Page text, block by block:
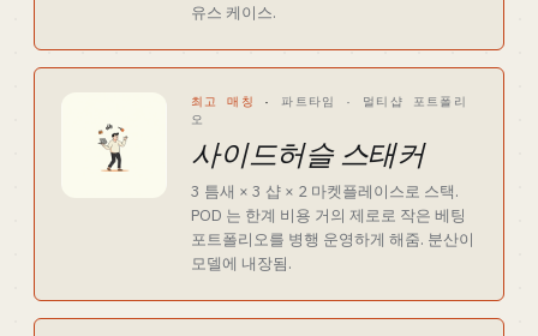
유스 케이스.
최고 매칭 · 파트타임 · 멀티샵 포트폴리
오
사이드허슬 스태커
3 틈새 × 3 샵 × 2 마켓플레이스로 스택.
POD 는 한계 비용 거의 제로로 작은 베팅
포트폴리오를 병행 운영하게 해줌. 분산이
모델에 내장됨.